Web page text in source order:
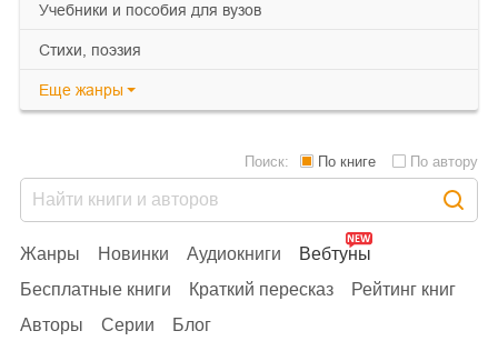
учебники и пособия для вузов
cтихи, поэзия
Еще жанры
Жанры Новинки Аудиокниги
Вебтуны
Бесплатные книги
Краткий пересказ
Рейтинг книг
Авторы
Серии Блог
Поиск: По книге По автору